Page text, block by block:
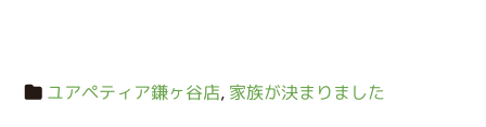
ユアペティア鎌ヶ谷店, 家族が決まりました